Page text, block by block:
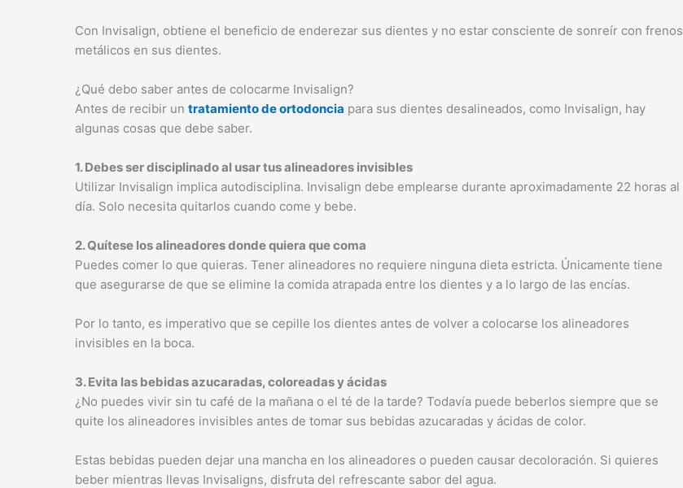
Con Invisalign, obtiene el beneficio de enderezar sus dientes y no estar consciente de sonreír con frenos
metálicos en sus dientes.
¿Qué debo saber antes de colocarme Invisalign?
Antes de recibir un tratamiento de ortodoncia para sus dientes desalineados, como Invisalign, hay
algunas cosas que debe saber.
1. Debes ser disciplinado al usar tus alineadores invisibles
Utilizar Invisalign implica autodisciplina. Invisalign debe emplearse durante aproximadamente 22 horas al
día. Solo necesita quitarlos cuando come y bebe.
2. Quítese los alineadores donde quiera que coma
Puedes comer lo que quieras. Tener alineadores no requiere ninguna dieta estricta. Únicamente tiene
que asegurarse de que se elimine la comida atrapada entre los dientes y a lo largo de las encías.
Por lo tanto, es imperativo que se cepille los dientes antes de volver a colocarse los alineadores
invisibles en la boca.
3. Evita las bebidas azucaradas, coloreadas y ácidas
¿No puedes vivir sin tu café de la mañana o el té de la tarde? Todavía puede beberlos siempre que se
quite los alineadores invisibles antes de tomar sus bebidas azucaradas y ácidas de color.
Estas bebidas pueden dejar una mancha en los alineadores o pueden causar decoloración. Si quieres
beber mientras llevas Invisaligns, disfruta del refrescante sabor del agua.